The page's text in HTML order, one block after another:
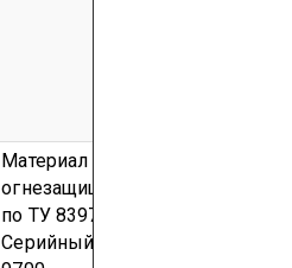
Материал нетканый смесовый
огнезащищенный НОП-СМ-1
по ТУ 8397-006-77518115-07
Серийный выпуск